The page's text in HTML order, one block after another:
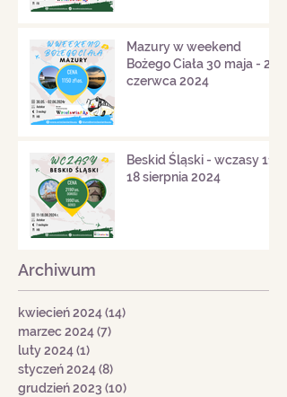
Mazury w weekend
Bożego Ciała 30 maja - 2
czerwca 2024
Beskid Śląski - wczasy 11-
18 sierpnia 2024
Archiwum
kwiecień 2024(14)
marzec 2024(7)
luty 2024(1)
styczeń 2024(8)
grudzień 2023 (10)